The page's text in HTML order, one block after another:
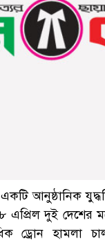
আনুষ্ঠানিক
এপ্রিল দুই দেশের
হামলা